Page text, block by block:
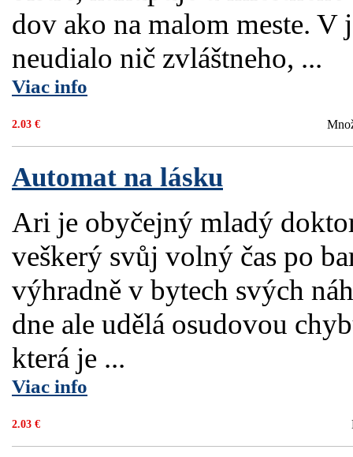
dov ako na malom meste. V
neudialo nič zvláštneho, ...
Viac info
2.03 €
Automat na lásku
Ari je obyčejný mladý
veškerý svůj volný čas po
výhradně v bytech svých
dne ale udělá osudovou
která je ...
Viac info
2.03 €